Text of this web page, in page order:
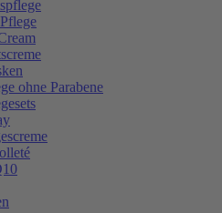
ohne Parabene